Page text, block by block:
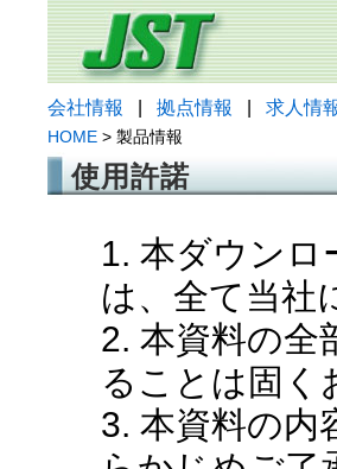
会社情報 拠点情報 求人情
HOME > 製品情報
使用許諾
1. 本ダウンロ
は、全て当社
2. 本資料の全
ることは固く
3. 本資料の内